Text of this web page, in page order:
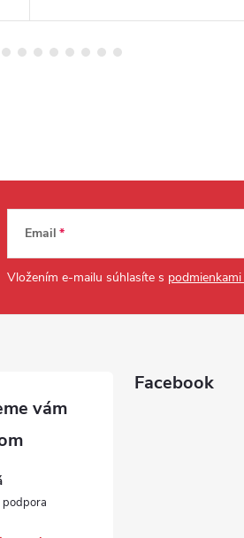
Email
Vložením e-mailu súhlasíte s
Facebook